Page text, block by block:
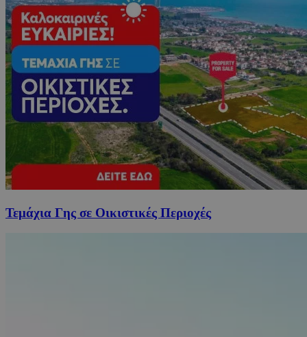
Τεμάχια Γης σε Οικιστικές Περιοχές